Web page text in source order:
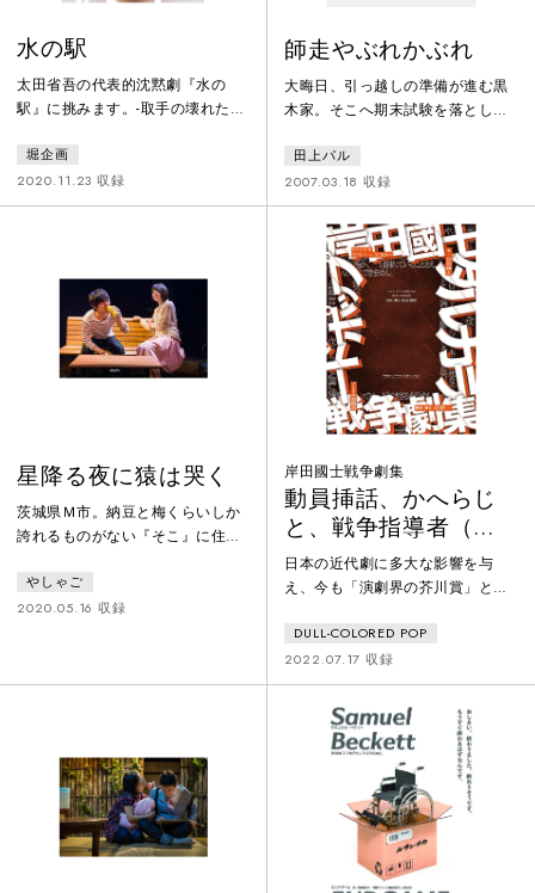
水の駅
太田省吾の代表的沈黙劇『水の
駅』に挑みます。-取手の壊れた水
水。水場を訪れる様々な人々-沈黙
が日常になった現在。アトリエ春
風舎自体が水の駅であるかの様
太田省吾が転形劇場時代に生み出
した沈黙劇の代表作。台詞を排除
して人間の〈要約できない〉領域
の豊かさを表現した前衛的な沈黙
劇は国際的にも高い評価を受けて
堀企画
2020.11.23 収録
師走やぶれかぶれ
大晦日、引っ越しの準備が進む黒
木家。そこへ期末試験を落とした
くる。失敗すれば、卒業できない
彼らの命がけの一夜漬けが始まる
が、さまざまな思いが邪魔をし
て、試験勉強は進まない。・・・
進路とは・・・・・・勉強と
は・・・・・・人生とは・・・勉
強の仕方すらわからないことに気
がつき絶望する彼ら。そこにふら
っと現れた浪人生が、「頭のよく
なる缶詰」を忘れていき・・・
田上パル
2007.03.18 収録
星降る夜に猿は哭く
茨城県Ｍ市。納豆と梅くらいしか
誇れるものがない『そこ』に住む
り、出産は禁忌だが、子を宿して
しまう。その、十月十日と、５年
やしゃご
2020.05.16 収録
岸田國士戦争劇集
動員挿話、かへらじ
と、戦争指導者（赤
組）
日本の近代劇に多大な影響を与
え、今も「演劇界の芥川賞」と呼
家・岸田國士。戯曲や評論を数多
く執筆し、文学座の創設にも携わ
るなど演劇界に大きな影響を及ぼ
しました。岸田國士は戦争をどの
ように見ていたのか？ 岸田の
「戦争劇」を並べて上演すること
で、岸田と当時の日本人が戦争を
どのように見ていたのか浮かび上
がらせます。
DULL-COLORED POP
2022.07.17 収録